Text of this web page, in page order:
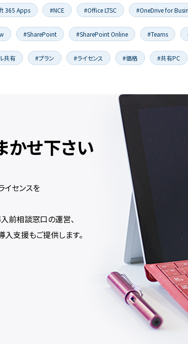
365 Apps #NCE #Office LTSC #OneDrive for
#SharePoint #SharePoint Online #Teams
共有 #プラン #ライセンス #価格 #共有PC
かせ下さい
イセンスを
前相談窓口の運営、
支援もご提供します。